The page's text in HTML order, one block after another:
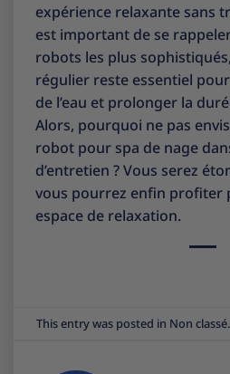
expérience relaxante sans
est important de se
robots les plus
régulier reste essentiel
de l’eau et prolonger la
Alors, pourquoi ne pas
robot pour spa de nage
d’entretien ? Vous serez
vous pourrez enfin profiter
espace de relaxation.
This entry was posted in Non classé